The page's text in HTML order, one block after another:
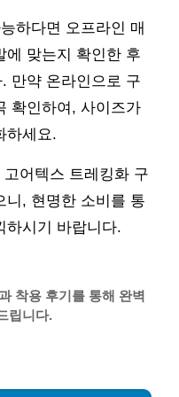
하다면 오프라인 매
에 맞는지 확인한 후
만약 온라인으로 구
확인하여, 사이즈가
하세요.
어텍스 트레킹화 구
니, 현명한 소비를 통
하시기 바랍니다.
착용 후기를 통해 완벽
립니다.